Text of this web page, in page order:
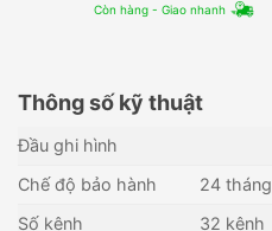
Còn hàng - Giao nhanh
Thông số kỹ thuật
Đầu ghi hình
Chế độ bảo hành
24 tháng
Số kênh
32 kênh